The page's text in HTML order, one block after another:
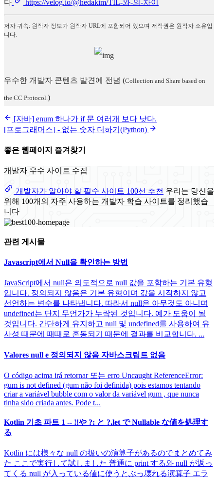
다 https://velog.io/@hedakim/TIL-와-의-차이
저자 귀속: 원작자 정보가 원작자 URL에 포함되어 있으며 저작권은 원작자 소유입
니다.
우수한 개발자 콘텐츠 발견에 전념 (Collection and Share based on
the CC Protocol. )
[자바] enum 하나가 if 문 여러개 보다 낫다.
[프로그래머스] - 없는 숫자 더하기(Python)
좋은 웹페이지 즐겨찾기
개발자 우수 사이트 수집
개발자가 알아야 할 필수 사이트 100선 추천 우리는 당신을
위해 100개의 자주 사용하는 개발자 학습 사이트를 정리했습
니다
관련 게시물
Javascript에서 Null을 확인하는 방법
JavaScript에서 null은 의도적으로 null 값을 포함하는 기본 유형
입니다. 정의되지 않음은 기본 유형이며 값을 시작하지 않고
선언하는 변수를 나타냅니다. 따라서 null은 아무것도 아니며
undefined는 단지 무언가가 누락된 것입니다. 예가 도움이 될
것입니다. 간단하게 유지하고 null 및 undefined를 사용하여 유
사성 때문에 때때로 혼동되기 때문에 결과를 비교합니다. ...
Valores null e 정의되지 않음 자바스크립트 없음
O código acima irá retornar 또는 erro Uncaught ReferenceError:
gum is not defined (gum não foi definida) pois estamos tentando
criar a variável bubble com o valor da variável gum , que nunca
tinha sido criada antes. Pode t...
Kotlin 기초 파트 1 -- !!や ?: と ?.let で Nullable な値を処理す
る
Kotlin には様々な null の扱いの演算子があるのでまとめてみ
た ここで実行して試しました 普通に print する와 null が返っ
てくる null が入っている値に使うとぶっ壊れる演算子 エラ